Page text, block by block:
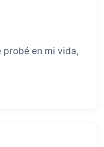
probé en mi vida,